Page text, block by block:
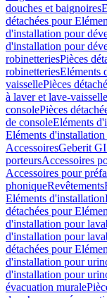
douches et baignoires
détachées pour
d'installation pour
d'installation pour
robinetteriesPièces
robinetteriesEléments
vaissellePièces
à laver et lave-vaisselle
consolePièces
de consoleEléments
Eléments
AccessoiresGeberit
porteursAccessoires
Accessoires pour
phoniqueRevêtements
Eléments d'installation
détachées pour
d'installation pour
d'installation pour
détachées pour
d'installation pour
d'installation pour
évacuation murale